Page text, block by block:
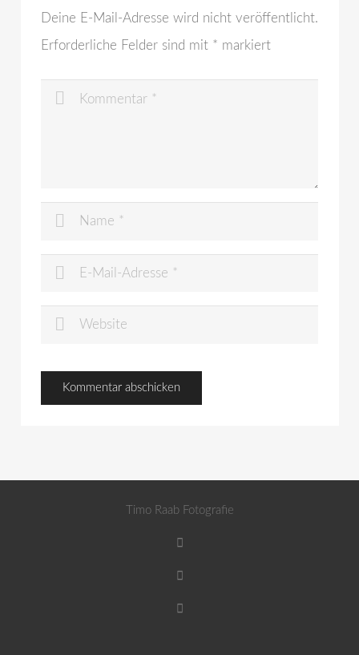
Deine E-Mail-Adresse wird nicht veröffentlicht.
Erforderliche Felder sind mit * markiert
Timo Raab Fotografie